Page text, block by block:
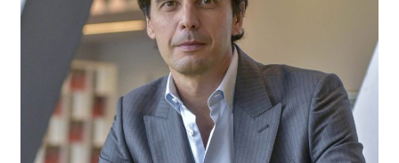
CASE HISTORY
OPINIONI